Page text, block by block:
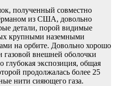
полученный совместно
из США, довольно
детали, порой видимые
крупными наземными
на орбите. Довольно хорошо
газовой внешней оболочки
глубокая экспозиция, общая
продолжалась более 25
нити сияющего газа.